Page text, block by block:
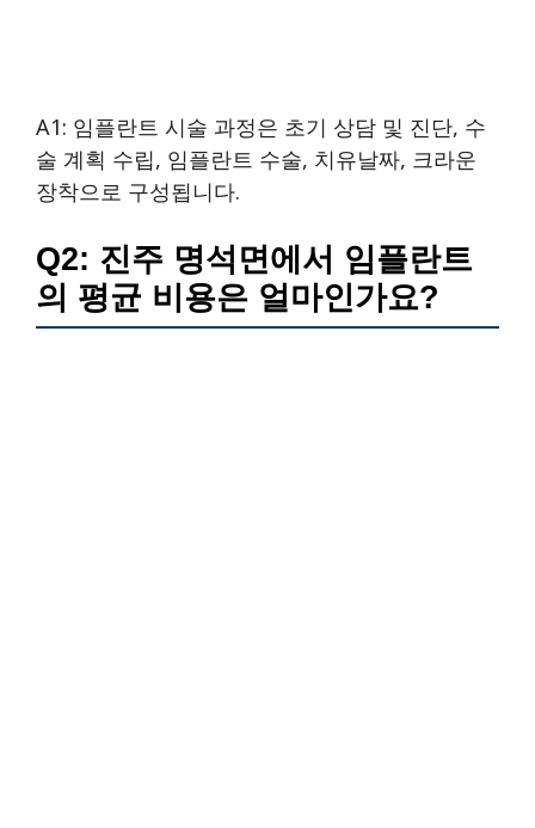
A1: 임플란트 시술 과정은 초기 상담 및 진단, 수
술 계획 수립, 임플란트 수술, 치유날짜, 크라운
장착으로 구성됩니다.
Q2: 진주 명석면에서 임플란트
의 평균 비용은 얼마인가요?